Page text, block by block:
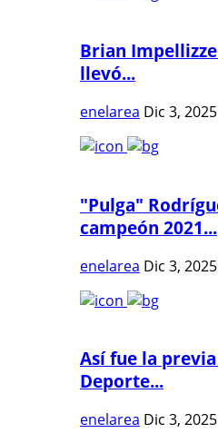
Brian
llevó...
enelarea Dic 3, 2025
"Pulga"
campeón 2021...
enelarea Dic 3, 2025
Así fue la
Deporte...
enelarea Dic 3, 2025